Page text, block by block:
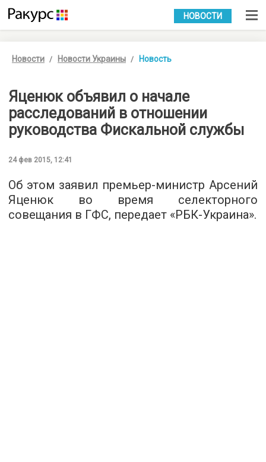
УКР РУС
НОВОСТИ
Новости Новости Украины Новость
Яценюк объявил о начале
расследований в отношении
руководства Фискальной службы
24 фев 2015, 12:41
Об этом заявил премьер-министр Арсений
Яценюк во время селекторного
совещания в ГФС, передает «РБК-Украина».